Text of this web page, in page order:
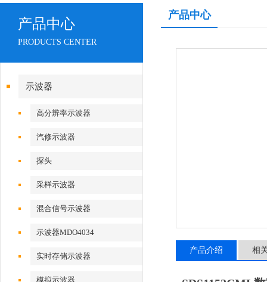
产品中心
PRODUCTS CENTER
示波器
高分辨率示波器
汽修示波器
探头
采样示波器
混合信号示波器
示波器MDO4034
实时存储示波器
模拟示波器
产品中心
产品介绍 相